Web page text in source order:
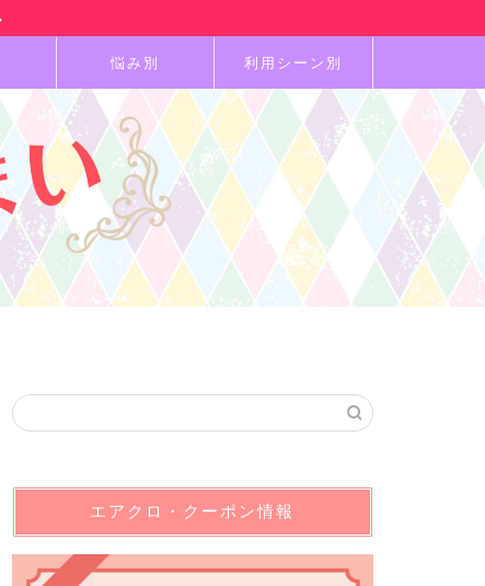
悩み別 利用シーン別
エアクロ・クーポン情報